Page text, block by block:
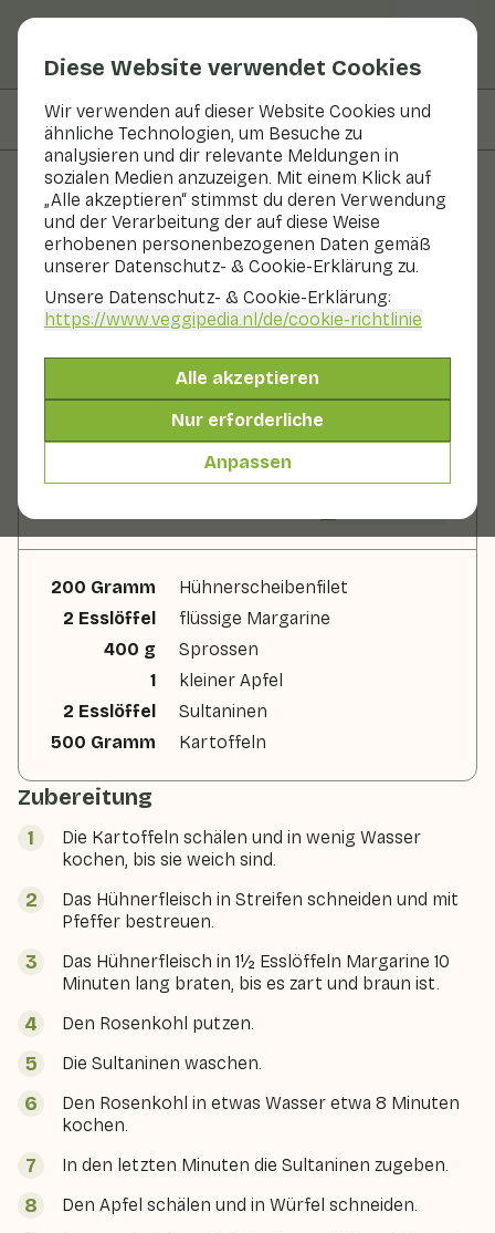
Diese Website verwendet Cookies
Wir verwenden auf dieser Website Cookies und
ähnliche Technologien, um Besuche zu
analysieren und dir relevante Meldungen in
sozialen Medien anzuzeigen. Mit einem Klick auf
„Alle akzeptieren“ stimmst du deren Verwendung
und der Verarbeitung der auf diese Weise
erhobenen personenbezogenen Daten gemäß
unserer Datenschutz- & Cookie-Erklärung zu.
Unsere Datenschutz- & Cookie-Erklärung:
https://www.veggipedia.nl/de/cookie-richtlinie
Alle akzeptieren
Nur erforderliche
Anpassen
Auf dieser Seite Zutaten
Rezepte
Süßer Rosenkohl mit Huhn
und Kartoffeln
200 g Gemüse p. P.&35 g Obst p. P.
200 Gramm
Hühnerscheibenfilet
2 Esslöffel
flüssige Margarine
400 g
Sprossen
1
kleiner Apfel
2 Esslöffel
Sultaninen
500 Gramm
Kartoffeln
Zubereitung
Die Kartoffeln schälen und in wenig Wasser
kochen, bis sie weich sind.
Das Hühnerfleisch in Streifen schneiden und mit
Pfeffer bestreuen.
Das Hühnerfleisch in 1½ Esslöffeln Margarine 10
Minuten lang braten, bis es zart und braun ist.
Den Rosenkohl putzen.
Die Sultaninen waschen.
Den Rosenkohl in etwas Wasser etwa 8 Minuten
kochen.
In den letzten Minuten die Sultaninen zugeben.
Den Apfel schälen und in Würfel schneiden.